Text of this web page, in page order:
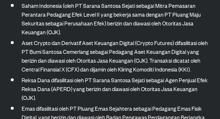
Saham Indonesia (oleh PT Sarana Santosa Sejati sebagai Mitra Pemasaran
Perantara Pedagang Efek Level II yang bekerja sama dengan PT Pluang Maju
Sekuritas sebagai Perusahaan Efek) berizin dan diawasi oleh Otoritas Jasa
Keuangan (OJK).
Aset Crypto dan Derivatif Aset Keuangan Digital (Crypto Futures) difasilitasi oleh
PT Bumi Santosa Cemerlang sebagai Pedagang Aset Keuangan Digital yang
berizin dan diawasi oleh Otoritas Jasa Keuangan (OJK). Transaksi dicatat oleh
Central Finansial X (CFX) dan dijamin oleh Kliring Komoditi Indonesia (KKI).
Reksa Dana difasilitasi oleh PT Sarana Santosa Sejati sebagai Agen Penjual Efek
Reksa Dana (APERD) yang berizin dan diawasi oleh Otoritas Jasa Keuangan
(OJK).
Emas difasilitasi oleh PT Pluang Emas Sejahtera sebagai Pedagang Emas Fisik
Digital, yang berizin dan diawasi oleh Badan Pengawas Perdagangan Berjangka